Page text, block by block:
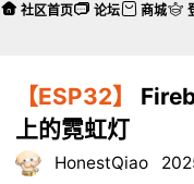
【ESP32】
上的霓虹灯
HonestQiao
社区首页 论坛 商城